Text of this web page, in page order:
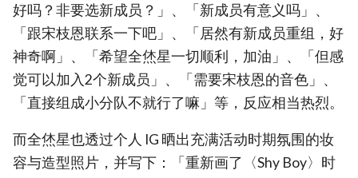
好吗？非要选新成员？」、「新成员有意义吗」、
「跟宋枝恩联系一下吧」、「居然有新成员重组，好
神奇啊」、「希望全烋星一切顺利，加油」、「但感
觉可以加入2个新成员」、「需要宋枝恩的音色」、
「直接组成小分队不就行了嘛」等，反应相当热烈。
而全烋星也透过个人 IG 晒出充满活动时期氛围的妆
容与造型照片，并写下：「重新画了〈Shy Boy〉时